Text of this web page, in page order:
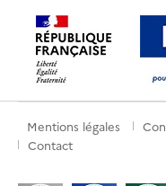
Pied
Mentions légales
Contact